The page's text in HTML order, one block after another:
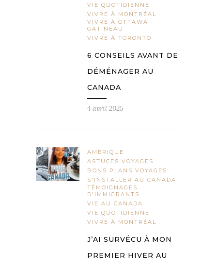
VIE QUOTIDIENNE
VIVRE À MONTRÉAL
VIVRE À OTTAWA -
GATINEAU
VIVRE À TORONTO
6 CONSEILS AVANT DE
DÉMÉNAGER AU
CANADA
4 avril 2025
AMÉRIQUE
ASTUCES VOYAGES
BONS PLANS VOYAGES
S'INSTALLER AU CANADA
TÉMOIGNAGES
D'IMMIGRANTS
VIE AU CANADA
VIE QUOTIDIENNE
VIVRE À MONTRÉAL
J’AI SURVÉCU À MON
PREMIER HIVER AU